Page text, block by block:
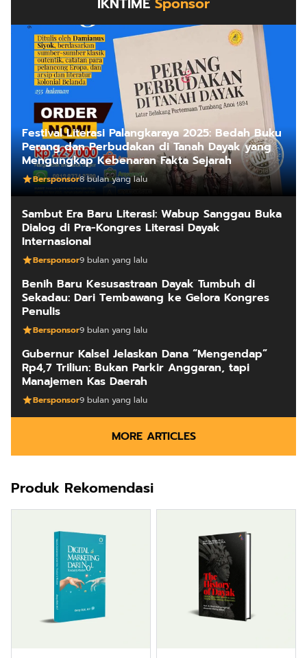
Festival Literasi Palangkaraya 2025: Bedah Buku
Perang dan Perbudakan di Tanah Dayak yang
Mengungkap Kebenaran Fakta Sejarah
Bersponsor8 bulan yang lalu
Sambut Era Baru Literasi: Wabup Sanggau Buka
Dialog di Pra-Kongres Literasi Dayak
Internasional
Bersponsor9 bulan yang lalu
Benih Baru Kesusastraan Dayak Tumbuh di
Sekadau: Dari Tembawang ke Gelora Kongres
Penulis
Bersponsor9 bulan yang lalu
Gubernur Kalsel Jelaskan Dana “Mengendap”
Rp4,7 Triliun: Bukan Parkir Anggaran, tapi
Manajemen Kas Daerah
Bersponsor9 bulan yang lalu
MORE ARTICLES
Produk Rekomendasi